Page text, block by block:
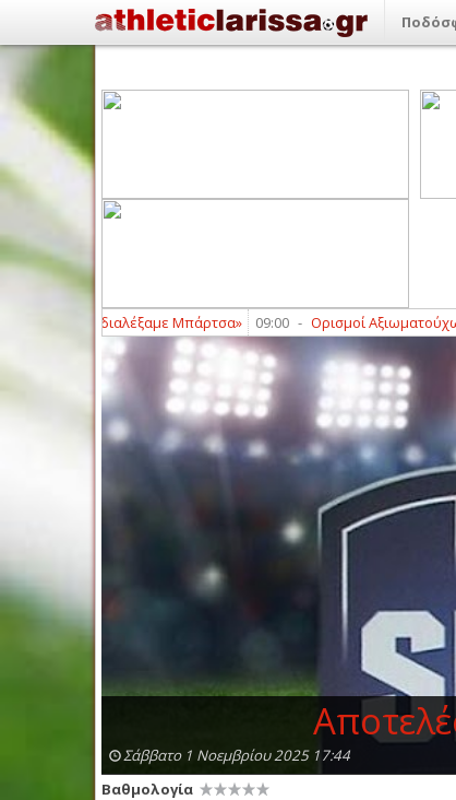
διαλέξαμε Μπάρτσα» 09:00 - Ορισμοί Αξιωματούχων
Σάββατο 1 Νοεμβρίου 2025 17:44
Βαθμολογία